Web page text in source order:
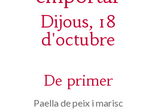
Dijous, 18
d'octubre
De primer
Paella de peix i marisc